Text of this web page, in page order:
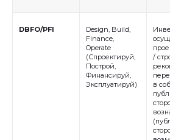
DBFO/PFI
Design, Build,
Finance,
Operate
(Спроектируй,
Построй,
Финансируй,
Эксплуатируй)
/
в